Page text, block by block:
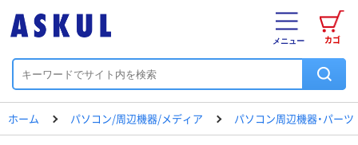
カゴ
メニュー
ホーム パソコン/周辺機器/メディア パソコン周辺機器・パーツ